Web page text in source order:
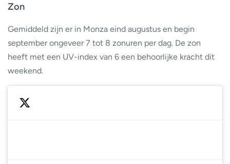
Zon
Gemiddeld zijn er in Monza eind augustus en begin
september ongeveer 7 tot 8 zonuren per dag. De zon
heeft met een UV-index van 6 een behoorlijke kracht dit
weekend.